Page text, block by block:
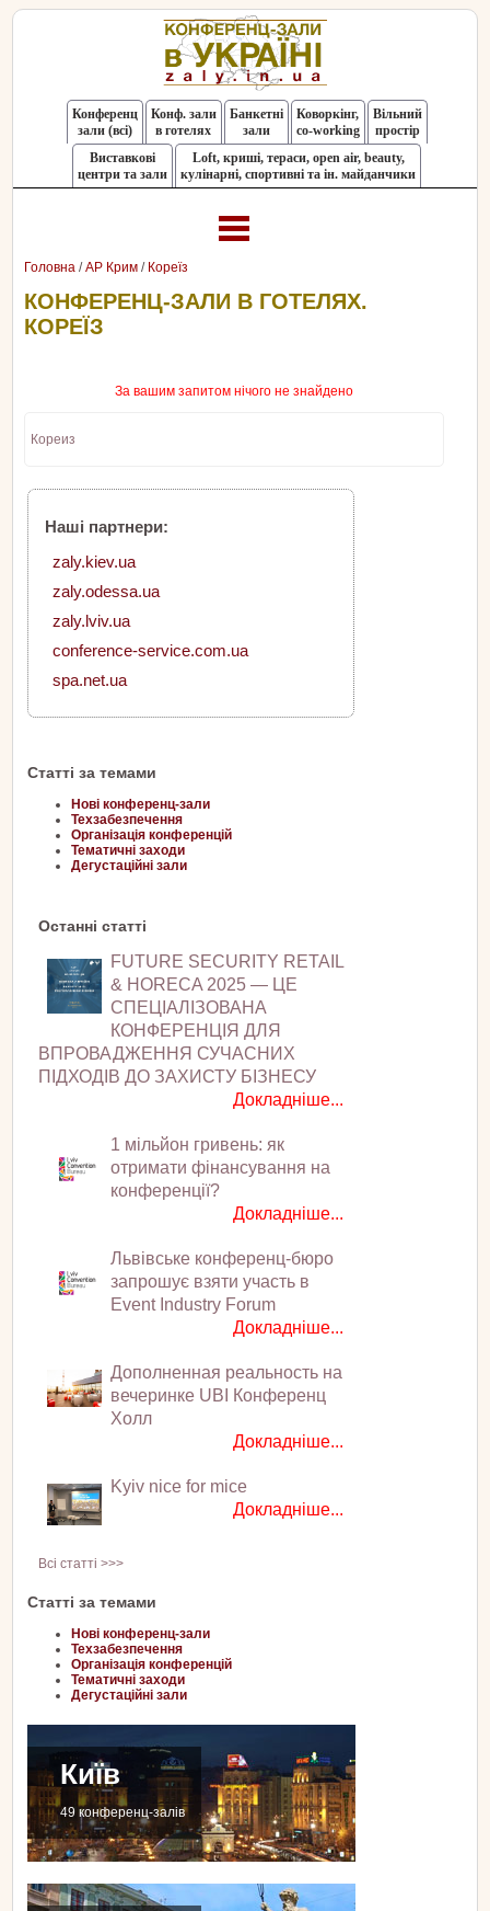
Конференц
зали (всі)
Конф. зали
в готелях
Банкетні
зали
Коворкінг,
co-working
Вільний
простір
Виставкові
центри та зали
Loft, криші, тераси, оpen air, beauty,
кулінарні, спортивні та ін. майданчики
Головна /АР Крим / Кореїз
КОНФЕРЕНЦ-ЗАЛИ В ГОТЕЛЯХ.
КОРЕЇЗ
За вашим запитом нічого не знайдено
Кореиз
Наші партнери:
zaly.kiev.ua
zaly.odessa.ua
zaly.lviv.ua
conference-service.com.ua
spa.net.ua
Статті за темами
Нові конференц-зали
Техзабезпечення
Організація конференцій
Тематичні заходи
Дегустаційні зали
Останні статті
FUTURE SECURITY RETAIL
& HORECA 2025 — ЦЕ
СПЕЦІАЛІЗОВАНА
КОНФЕРЕНЦІЯ ДЛЯ
ВПРОВАДЖЕННЯ СУЧАСНИХ
ПІДХОДІВ ДО ЗАХИСТУ БІЗНЕСУ
Докладніше...
1 мільйон гривень: як
отримати фінансування на
конференції?
Докладніше...
Львівське конференц-бюро
запрошує взяти участь в
Event Industry Forum
Докладніше...
Дополненная реальность на
вечеринке UBI Конференц
Холл
Докладніше...
Kyiv nice for mice
Докладніше...
Всі статті >>>
Статті за темами
Нові конференц-зали
Техзабезпечення
Організація конференцій
Тематичні заходи
Дегустаційні зали
Київ
49 конференц-залів